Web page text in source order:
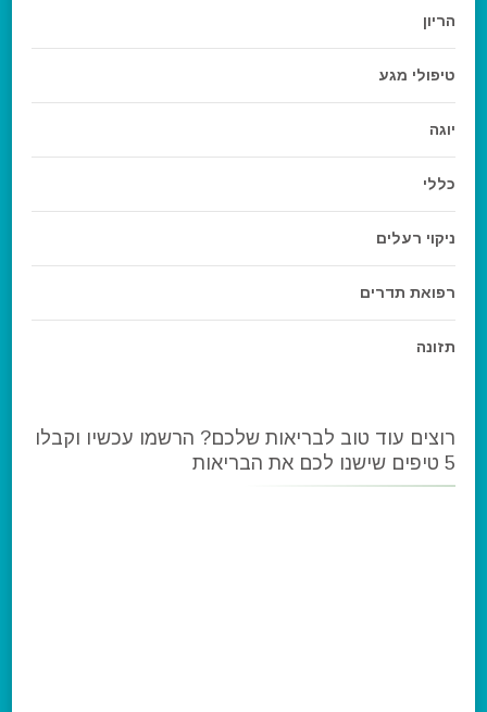
הריון
טיפולי מגע
יוגה
כללי
ניקוי רעלים
רפואת תדרים
תזונה
רוצים עוד טוב לבריאות שלכם? הרשמו עכשיו וקבלו
5 טיפים שישנו לכם את הבריאות